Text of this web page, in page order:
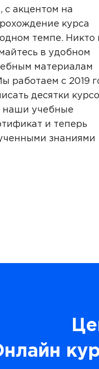
с акцентом на
курса
темпе. Никто
в удобном
материалам
работаем с 2019
десятки
наши учебные
и теперь
знаниями